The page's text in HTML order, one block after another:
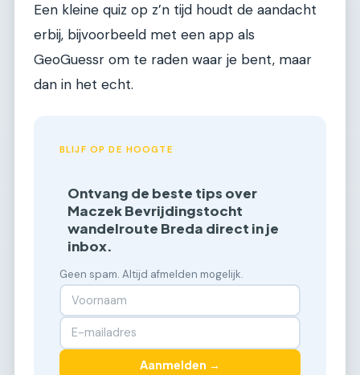
Een kleine quiz op z’n tijd houdt de aandacht
erbij, bijvoorbeeld met een app als
GeoGuessr om te raden waar je bent, maar
dan in het echt.
BLIJF OP DE HOOGTE
Ontvang de beste tips over
Maczek Bevrijdingstocht
wandelroute Breda direct in je
inbox.
Geen spam. Altijd afmelden mogelijk.
Aanmelden →